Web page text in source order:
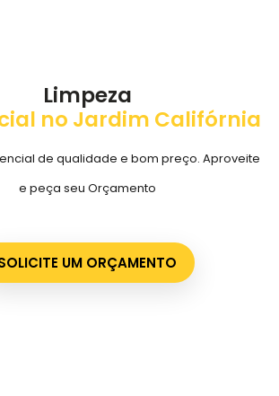
Limpeza
no Jardim Califórnia
de qualidade e bom preço. Aproveite
e peça seu Orçamento
UM ORÇAMENTO